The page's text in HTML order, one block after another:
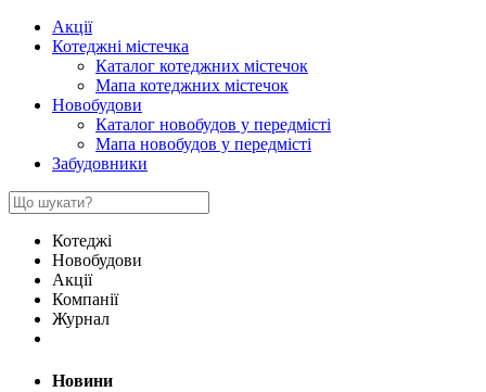
Акції
Котеджні містечка
Каталог котеджних містечок
Мапа котеджних містечок
Новобудови
Каталог новобудов у передмісті
Мапа новобудов у передмісті
Забудовники
Котеджі
Новобудови
Акції
Компанії
Журнал
Новини